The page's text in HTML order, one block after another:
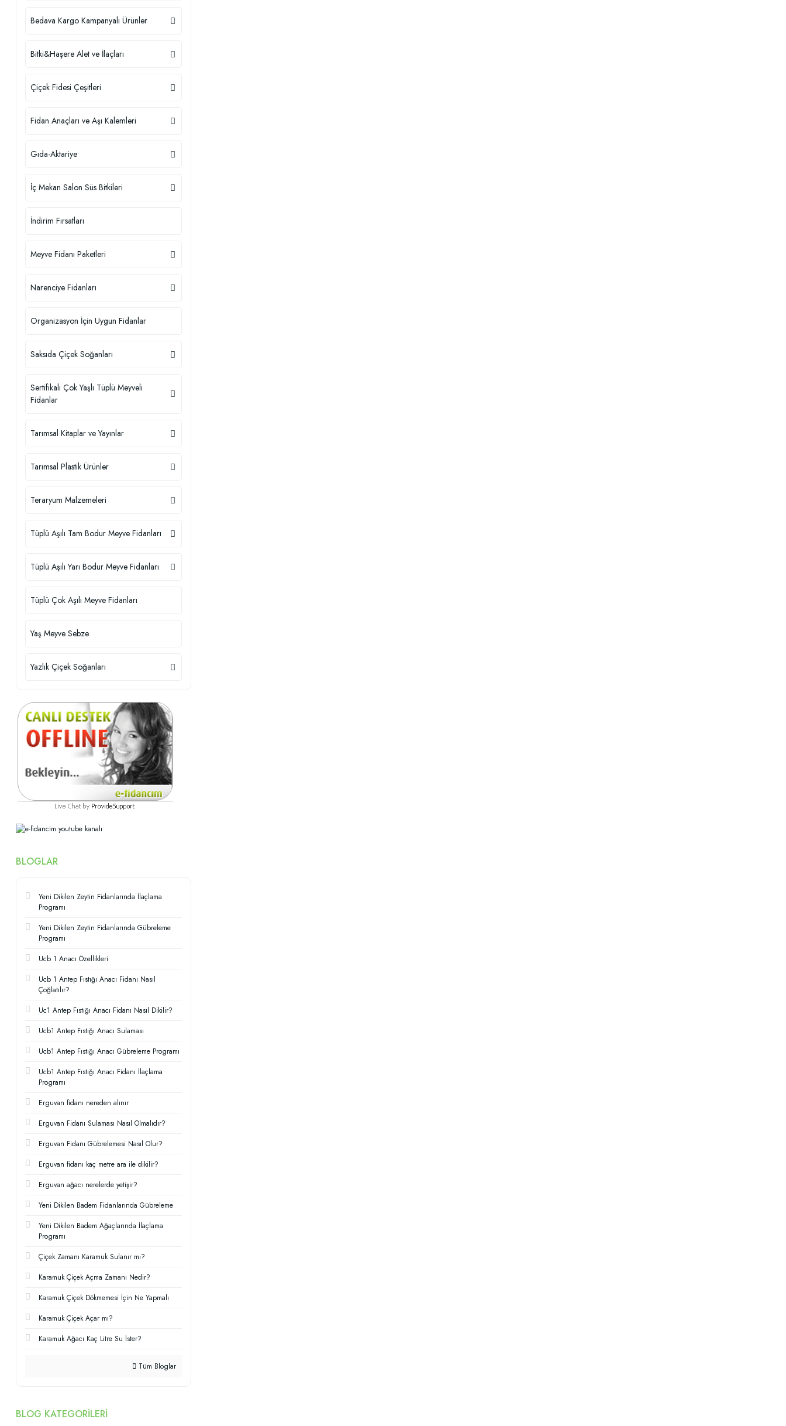
Bedava Kargo Kampanyalı Ürünler
Bitki&Haşere Alet ve İlaçları
Çiçek Fidesi Çeşitleri
Fidan Anaçları ve Aşı Kalemleri
Gıda-Aktariye
İç Mekan Salon Süs Bitkileri
İndirim Fırsatları
Meyve Fidanı Paketleri
Narenciye Fidanları
Organizasyon İçin Uygun Fidanlar
Saksıda Çiçek Soğanları
Sertifikalı Çok Yaşlı Tüplü Meyveli
Fidanlar
Tarımsal Kitaplar ve Yayınlar
Tarımsal Plastik Ürünler
Teraryum Malzemeleri
Tüplü Aşılı Tam Bodur Meyve Fidanları
Tüplü Aşılı Yarı Bodur Meyve Fidanları
Tüplü Çok Aşılı Meyve Fidanları
Yaş Meyve Sebze
Yazlık Çiçek Soğanları
BLOGLAR
Yeni Dikilen Zeytin Fidanlarında İlaçlama
Programı
Yeni Dikilen Zeytin Fidanlarında Gübreleme
Programı
Ucb 1 Anacı Özellikleri
Ucb 1 Antep Fıstığı Anacı Fidanı Nasıl
Çoğlatılır?
Uc1 Antep Fıstığı Anacı Fidanı Nasıl Dikilir?
Ucb1 Antep Fıstığı Anacı Sulaması
Ucb1 Antep Fıstığı Anacı Gübreleme Programı
Ucb1 Antep Fıstığı Anacı Fidanı İlaçlama
Programı
Erguvan fidanı nereden alınır
Erguvan Fidanı Sulaması Nasıl Olmalıdır?
Erguvan Fidanı Gübrelemesi Nasıl Olur?
Erguvan fidanı kaç metre ara ile dikilir?
Erguvan ağacı nerelerde yetişir?
Yeni Dikilen Badem Fidanlarında Gübreleme
Yeni Dikilen Badem Ağaçlarında İlaçlama
Programı
Çiçek Zamanı Karamuk Sulanır mı?
Karamuk Çiçek Açma Zamanı Nedir?
Karamuk Çiçek Dökmemesi İçin Ne Yapmalı
Karamuk Çiçek Açar mı?
Karamuk Ağacı Kaç Litre Su İster?
Tüm Bloglar
BLOG KATEGORILERI